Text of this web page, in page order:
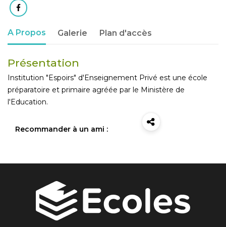
A Propos Galerie Plan d'accès
Présentation
Institution "Espoirs" d'Enseignement Privé est une école
préparatoire et primaire agréée par le Ministère de
l'Education.
Recommander à un ami :